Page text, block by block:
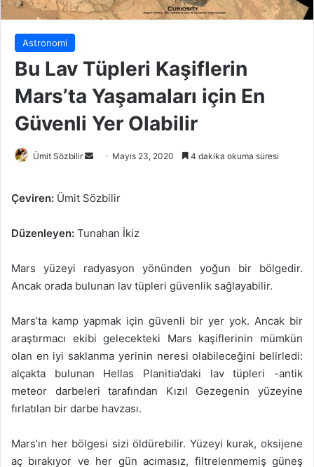
Astronomi
Bu Lav Tüpleri Kaşiflerin
Mars’ta Yaşamaları için En
Güvenli Yer Olabilir
Ümit Sözbilir
Bir
göndermek
Mayıs 23, 2020 4 dakika okuma süresi
Çeviren: Ümit Sözbilir
Düzenleyen: Tunahan İkiz
Mars yüzeyi radyasyon yönünden yoğun bir bölgedir.
Ancak orada bulunan lav tüpleri güvenlik sağlayabilir.
Mars’ta kamp yapmak için güvenli bir yer yok. Ancak bir
araştırmacı ekibi gelecekteki Mars kaşiflerinin mümkün
olan en iyi saklanma yerinin neresi olabileceğini belirledi:
alçakta bulunan Hellas Planitia’daki lav tüpleri -antik
meteor darbeleri tarafından Kızıl Gezegenin yüzeyine
fırlatılan bir darbe havzası.
Mars’ın her bölgesi sizi öldürebilir. Yüzeyi kurak, oksijene
aç bırakıyor ve her gün acımasız, filtrelenmemiş güneş